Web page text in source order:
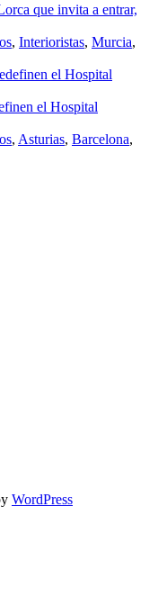
que invita a entrar,
, Interioristas, Murcia,
el Hospital
, Asturias, Barcelona,
WordPress